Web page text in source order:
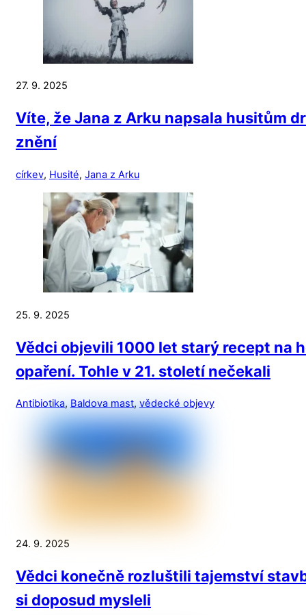
27. 9. 2025
Víte, že Jana z Arku napsala husitům
znění
církev, Husité, Jana z Arku
25. 9. 2025
Vědci objevili 1000 let starý recept na
opaření. Tohle v 21. století nečekali
Antibiotika, Baldova mast, vědecké objevy
24. 9. 2025
Vědci konečně rozluštili tajemství
si doposud mysleli